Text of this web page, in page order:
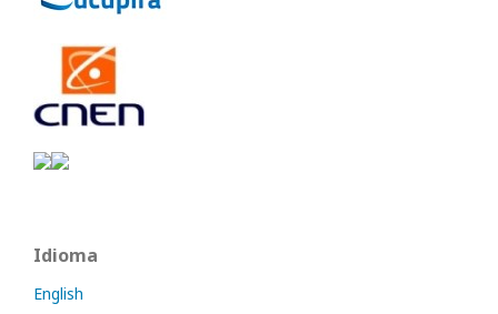
Idioma
English